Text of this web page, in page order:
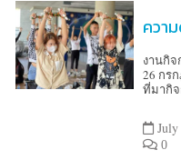
ควา
งานกิ
26 กร
ที่มากิจ
July
0